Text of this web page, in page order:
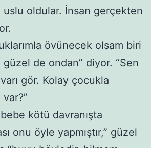
uslu oldular. İnsan gerçekten
övünecek olsam biri
güzel de ondan” diyor. “Sen
gör. Kolay çocukla
kötü davranışta
onu öyle yapmıştır,” güzel